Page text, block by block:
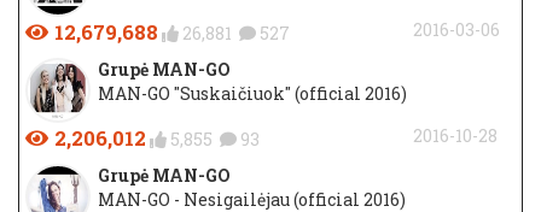
12,679,688 26,881 527
2016-03-06
Grupė MAN-GO
MAN-GO "Suskaičiuok" (official 2016)
2,206,012 5,855 93
2016-10-28
Grupė MAN-GO
MAN-GO - Nesigailėjau (official 2016)